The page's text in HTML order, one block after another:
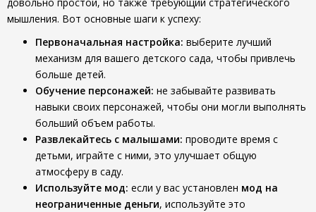
мышления. Вот основные шаги к успеху:
Первоначальная настройка: выберите лучший
механизм для вашего детского сада, чтобы привлечь
больше детей.
Обучение персонажей: не забывайте развивать
навыки своих персонажей, чтобы они могли выполнять
больший объем работы.
Развлекайтесь с малышами: проводите время с
детьми, играйте с ними, это улучшает общую
атмосферу в саду.
Используйте мод: если у вас установлен мод на
неограниченные деньги, используйте это